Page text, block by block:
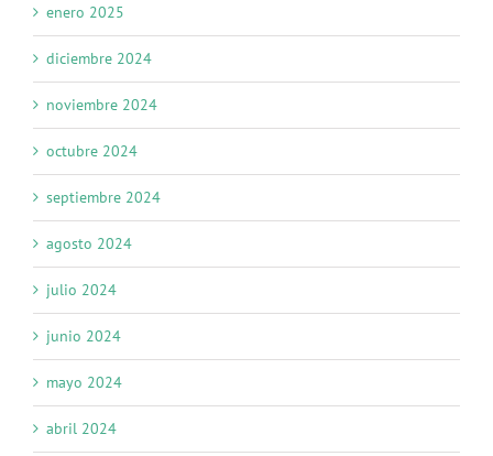
enero 2025
diciembre 2024
noviembre 2024
octubre 2024
septiembre 2024
agosto 2024
julio 2024
junio 2024
mayo 2024
abril 2024